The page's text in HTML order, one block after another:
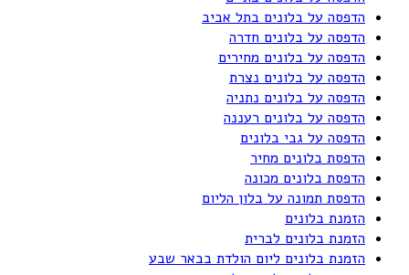
הדפסה על בלונים בתל אביב
הדפסה על בלונים חדרה
הדפסה על בלונים מחירים
הדפסה על בלונים נצרת
הדפסה על בלונים נתניה
הדפסה על בלונים רעננה
הדפסה על גבי בלונים
הדפסת בלונים מחיר
הדפסת בלונים מכונה
הדפסת תמונה על בלון הליום
הזמנת בלונים
הזמנת בלונים לברית
הזמנת בלונים ליום הולדת בבאר שבע